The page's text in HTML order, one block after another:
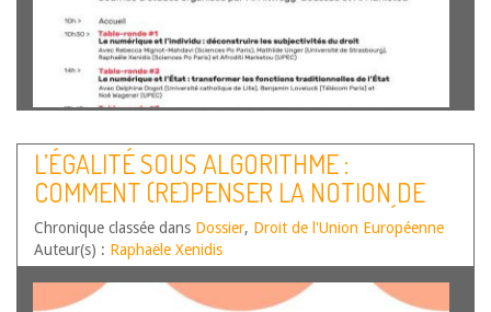
Coordinatrice du projet CEPASSOC (projet N° ANR-20-
CE26-001-01, https://cepassoc.hypotheses.org/) Le
constitutionnalisme numérique peut être abordé de bien
des façons. De nombreux auteurs ont essayé de définir
cet objet non identifié et aux contours…Lire la suite
L’ÉGALITÉ SOUS ALGORITHME :
COMMENT (RE)PENSER LA NOTION DE
DISCRIMINATION EN DROIT EUROPÉEN ?
Chronique classée dans Dossier, Droit de l'Union Européenne
Auteur(s) : Raphaële Xenidis